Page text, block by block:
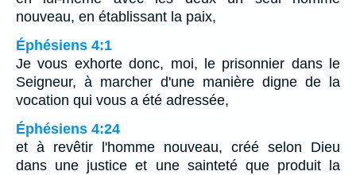
nouveau, en établissant la paix,
Éphésiens 4:1
Je vous exhorte donc, moi, le prisonnier dans le
Seigneur, à marcher d'une manière digne de la
vocation qui vous a été adressée,
Éphésiens 4:24
et à revêtir l'homme nouveau, créé selon Dieu
dans une justice et une sainteté que produit la